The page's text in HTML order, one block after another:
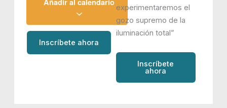
Inscríbete ahora
experimentaremos el
gozo supremo de la
iluminación total”
Inscríbete
ahora